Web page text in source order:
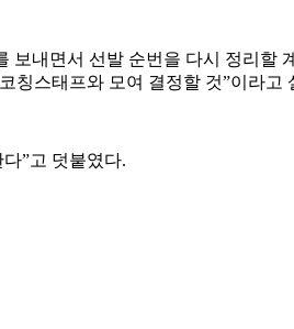
내면서 선발 순번을 다시 정리할
칭스태프와 모여 결정할 것”이라고
”고 덧붙였다.